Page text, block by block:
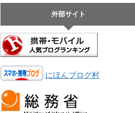
外部サイト
にほんブログ村